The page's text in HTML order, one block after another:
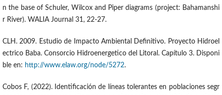
n the base of Schuler, Wilcox and Piper diagrams (project: Bahamanshi
r River). WALIA Journal 31, 22-27.
CLH. 2009. Estudio de Impacto Ambiental Definitivo. Proyecto Hidroel
ectrico Baba. Consorcio Hidroenergetico del Litoral. Capítulo 3. Disponi
ble en: http://www.elaw.org/node/5272.
Cobos F, (2022). Identificación de líneas tolerantes en poblaciones segr